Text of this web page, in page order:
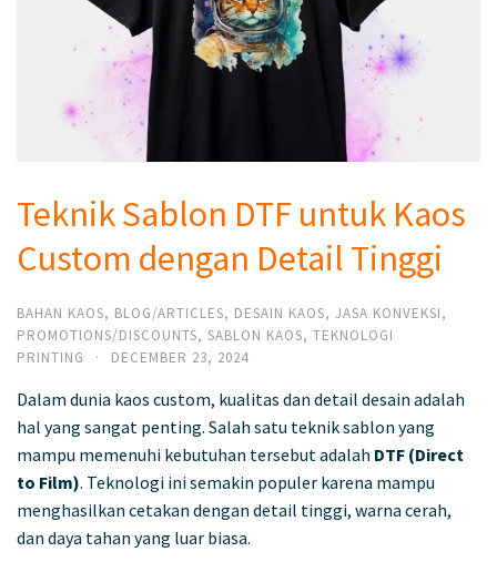
Teknik Sablon DTF untuk Kaos
Custom dengan Detail Tinggi
BAHAN KAOS, BLOG/ARTICLES, DESAIN KAOS, JASA KONVEKSI,
PROMOTIONS/DISCOUNTS, SABLON KAOS, TEKNOLOGI
PRINTING
· DECEMBER 23, 2024
Dalam dunia kaos custom, kualitas dan detail desain adalah
hal yang sangat penting. Salah satu teknik sablon yang
mampu memenuhi kebutuhan tersebut adalah DTF (Direct
to Film). Teknologi ini semakin populer karena mampu
menghasilkan cetakan dengan detail tinggi, warna cerah,
dan daya tahan yang luar biasa.